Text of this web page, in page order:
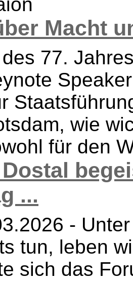
Macht
77.
wie
für den
...
-
tun, leben
sich das